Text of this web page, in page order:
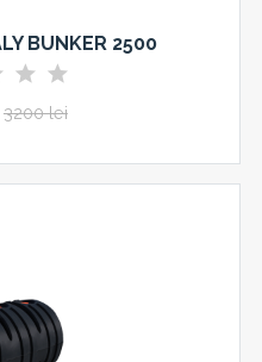
BUNKER 2500
3200 lei